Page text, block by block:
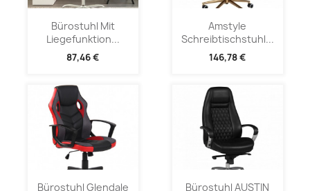
Bürostuhl Mit
Liegefunktion...
87,46 €
Amstyle
Schreibtischstuhl...
146,78 €
Bürostuhl Glendale
Bürostuhl AUSTIN